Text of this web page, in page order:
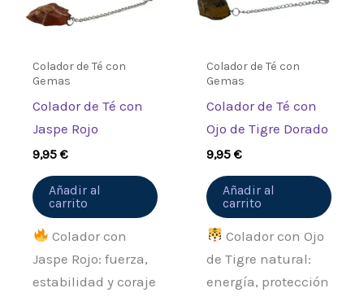
Colador de Té con
Gemas
Colador de Té con
Jaspe Rojo
9,95€
Añadir al
carrito
Colador con
Jaspe Rojo: fuerza,
estabilidad y coraje
Colador de Té con
Gemas
Colador de Té con
Ojo de Tigre Dorado
9,95€
Añadir al
carrito
Colador con Ojo
de Tigre natural:
energía, protección